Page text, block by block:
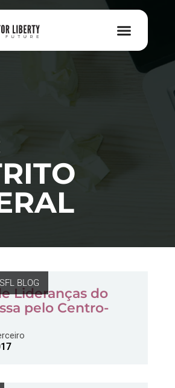
SFL BLOG
Lideranças do
pelo Centro-